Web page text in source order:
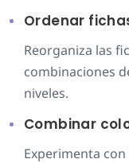
Ordenar
Reorganiza las
combinaciones
niveles.
Combinar
Experimenta